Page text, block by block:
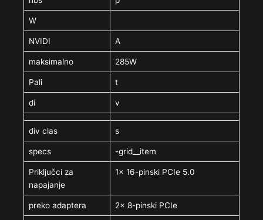
W
NVIDI A
maksimalno 285W
Pali t
di v
div clas s
specs -grid__item
Priključci za
napajanje
1x 16-pinski PCIe 5.0
preko adaptera 2x 8-pinski PCIe